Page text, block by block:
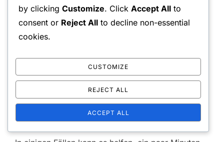
Stabilität zu verbessern.
Als Nächstes sollten Sie den Cache Ihrer
PlayStation-Konsole oder der PlayStation-App
leeren. Dies kann Probleme lösen, die durch
veraltete Daten verursacht werden. Wenn Sie die
App verwenden, stellen Sie sicher, dass sie auf die
neueste Version aktualisiert ist.
by clicking Customize. Click Accept All to
consent or Reject All to decline non-essential
cookies.
CUSTOMIZE
REJECT ALL
ACCEPT ALL